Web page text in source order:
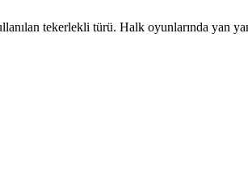
tekerlekli türü. Halk oyunlarında yan